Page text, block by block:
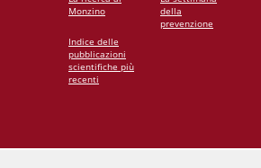
Monzino
Indice delle
pubblicazioni
scientifiche più
recenti
della
prevenzione